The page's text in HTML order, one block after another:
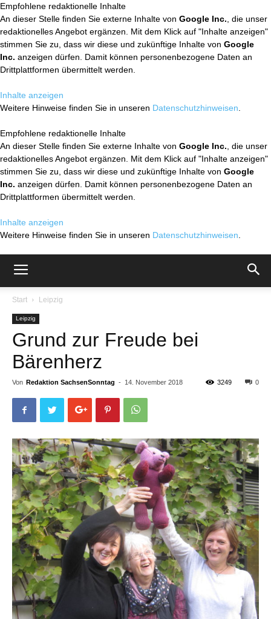
Empfohlene redaktionelle Inhalte
An dieser Stelle finden Sie externe Inhalte von Google Inc. , die unser
redaktionelles Angebot ergänzen. Mit dem Klick auf "Inhalte anzeigen"
stimmen Sie zu, dass wir diese und zukünftige Inhalte von Google
Inc. anzeigen dürfen. Damit können personenbezogene Daten an
Drittplattformen übermittelt werden.
Inhalte anzeigen
Weitere Hinweise finden Sie in unseren Datenschutzhinweisen
Empfohlene redaktionelle Inhalte
An dieser Stelle finden Sie externe Inhalte von Google Inc. , die unser
redaktionelles Angebot ergänzen. Mit dem Klick auf "Inhalte anzeigen"
stimmen Sie zu, dass wir diese und zukünftige Inhalte von Google
Inc. anzeigen dürfen. Damit können personenbezogene Daten an
Drittplattformen übermittelt werden.
Inhalte anzeigen
Weitere Hinweise finden Sie in unseren Datenschutzhinweisen
Start Leipzig
Leipzig
Grund zur Freude bei
Bärenherz
Von Redaktion SachsenSonntag - 14. November 2018 0
3249